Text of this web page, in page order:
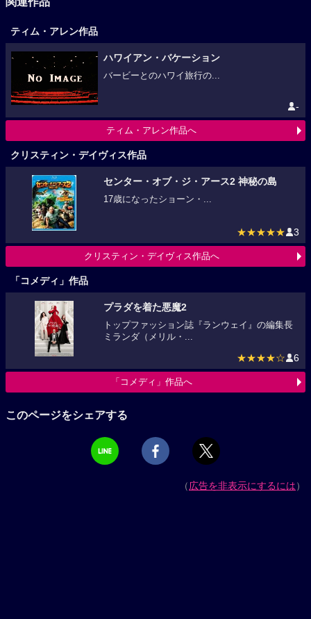
ティム・アレン作品
ハワイアン・バケーション
バービーとのハワイ旅行の...
-
ティム・アレン作品へ
クリスティン・デイヴィス作品
センター・オブ・ジ・アース2 神秘の島
17歳になったショーン・...
★★★★★ 3
クリスティン・デイヴィス作品へ
「コメディ」作品
プラダを着た悪魔2
トップファッション誌『ランウェイ』の編集長
ミランダ（メリル・...
★★★★☆ 6
「コメディ」作品へ
このページをシェアする
（広告を非表示にするには）